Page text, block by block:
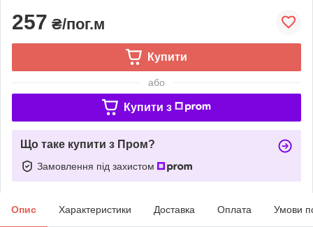
257 ₴/пог.м
Купити
або
Купити з
Що таке купити з Пром?
Замовлення під захистом
Опис Характеристики Доставка Оплата Умови